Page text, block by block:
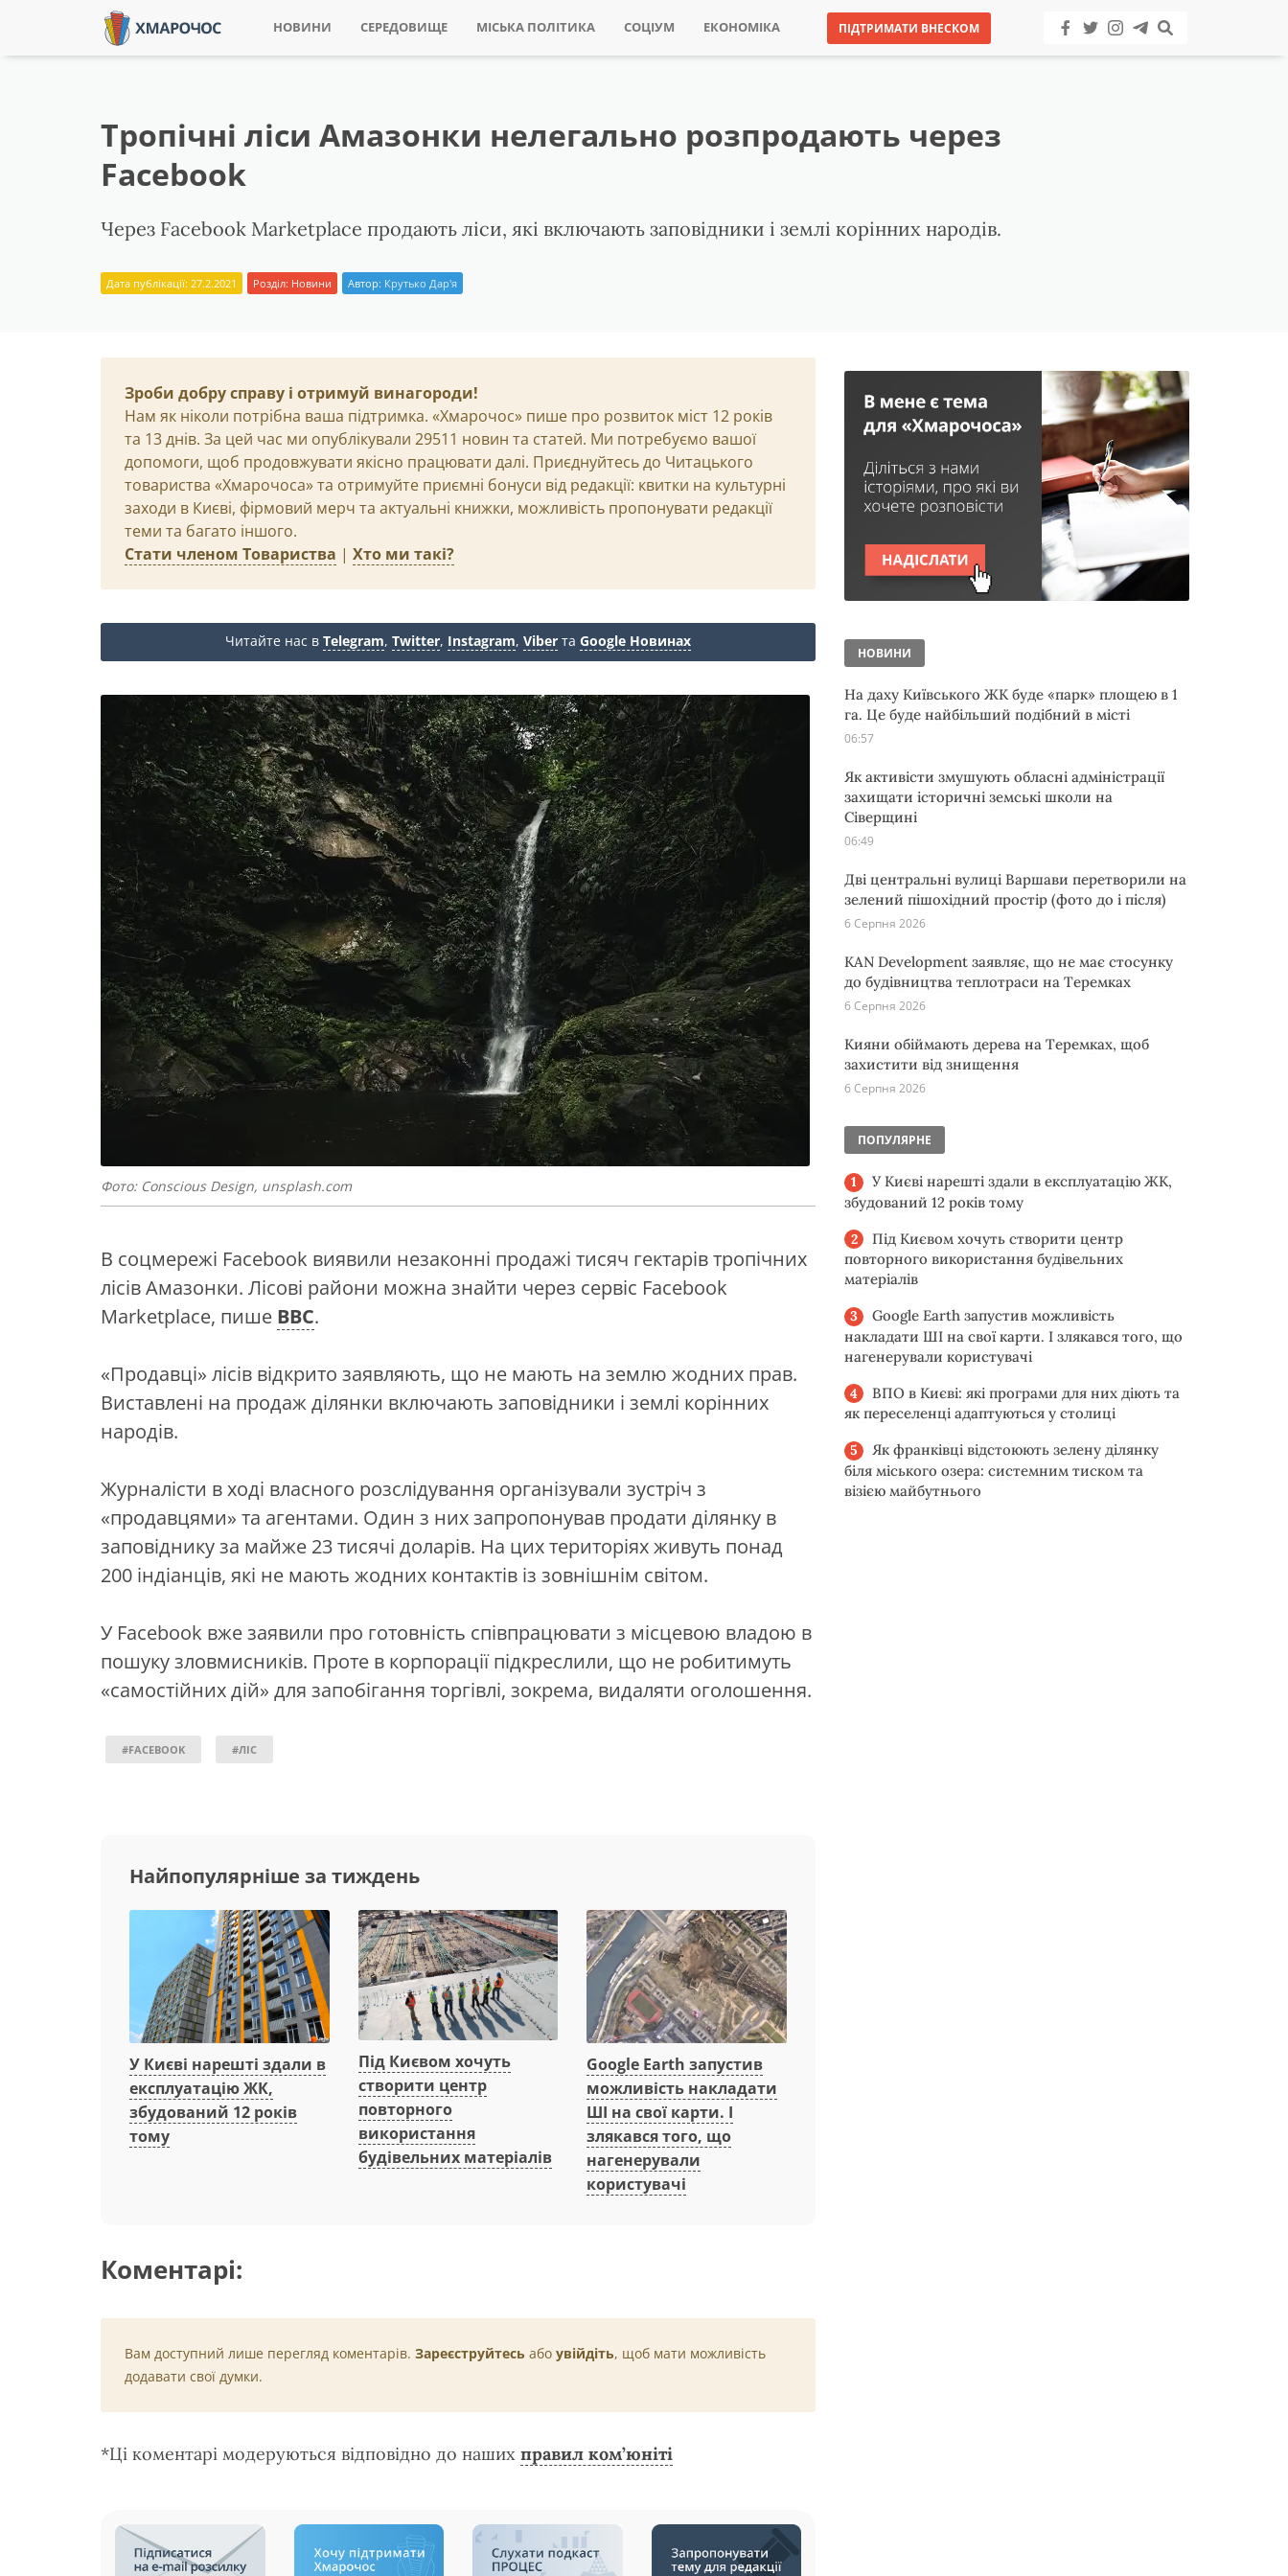
НОВИНИ СЕРЕДОВИЩЕ МІСЬКА ПОЛІТИКА СОЦІУМ ЕКОНОМІКА ПІДТРИМАТИ ВНЕСКОМ
Тропічні ліси Амазонки нелегально розпродають через
Facebook
Через Facebook Marketplace продають ліси, які включають заповідники і землі корінних народів.
Дата публікації: 27.2.2021 Розділ: Новини Автор: Крутько Дар'я
Зроби добру справу і отримуй винагороди!
Нам як ніколи потрібна ваша підтримка. «Хмарочос» пише про розвиток міст 12 років
та 13 днів. За цей час ми опублікували 29511 новин та статей. Ми потребуємо вашої
допомоги, щоб продовжувати якісно працювати далі. Приєднуйтесь до Читацького
товариства «Хмарочоса» та отримуйте приємні бонуси від редакції: квитки на культурні
заходи в Києві, фірмовий мерч та актуальні книжки, можливість пропонувати редакції
теми та багато іншого.
Стати членом Товариства | Хто ми такі?
Читайте нас в Telegram, Twitter, Instagram, Viber та Google Новинах
Фото: Conscious Design, unsplash.com
В соцмережі Facebook виявили незаконні продажі тисяч гектарів тропічних
лісів Амазонки. Лісові райони можна знайти через сервіс Facebook
Marketplace, пише ВВС.
«Продавці» лісів відкрито заявляють, що не мають на землю жодних прав.
Виставлені на продаж ділянки включають заповідники і землі корінних
народів.
Журналісти в ході власного розслідування організували зустріч з
«продавцями» та агентами. Один з них запропонував продати ділянку в
заповіднику за майже 23 тисячі доларів. На цих територіях живуть понад
200 індіанців, які не мають жодних контактів із зовнішнім світом.
У Facebook вже заявили про готовність співпрацювати з місцевою владою в
пошуку зловмисників. Проте в корпорації підкреслили, що не робитимуть
«самостійних дій» для запобігання торгівлі, зокрема, видаляти оголошення.
#FACEBOOK #ЛІС
Найпопулярніше за тиждень
У Києві нарешті здали в
експлуатацію ЖК,
збудований 12 років
тому
Під Києвом хочуть
створити центр
повторного
використання
будівельних матеріалів
Google Earth запустив
можливість накладати
ШІ на свої карти. І
злякався того, що
нагенерували
користувачі
Коментарі:
Вам доступний лише перегляд коментарів. Зареєструйтесь або увійдіть, щоб мати можливість
додавати свої думки.
*Ці коментарі модеруються відповідно до наших правил ком’юніті
НОВИНИ
На даху Київського ЖК буде «парк» площею в 1
га. Це буде найбільший подібний в місті
06:57
Як активісти змушують обласні адміністрації
захищати історичні земські школи на
Сіверщині
06:49
Дві центральні вулиці Варшави перетворили на
зелений пішохідний простір (фото до і після)
6 Серпня 2026
KAN Development заявляє, що не має стосунку
до будівництва теплотраси на Теремках
6 Серпня 2026
Кияни обіймають дерева на Теремках, щоб
захистити від знищення
6 Серпня 2026
ПОПУЛЯРНЕ
У Києві нарешті здали в експлуатацію ЖК,
збудований 12 років тому
Під Києвом хочуть створити центр
повторного використання будівельних
матеріалів
Google Earth запустив можливість
накладати ШІ на свої карти. І злякався того, що
нагенерували користувачі
ВПО в Києві: які програми для них діють та
як переселенці адаптуються у столиці
Як франківці відстоюють зелену ділянку
біля міського озера: системним тиском та
візією майбутнього